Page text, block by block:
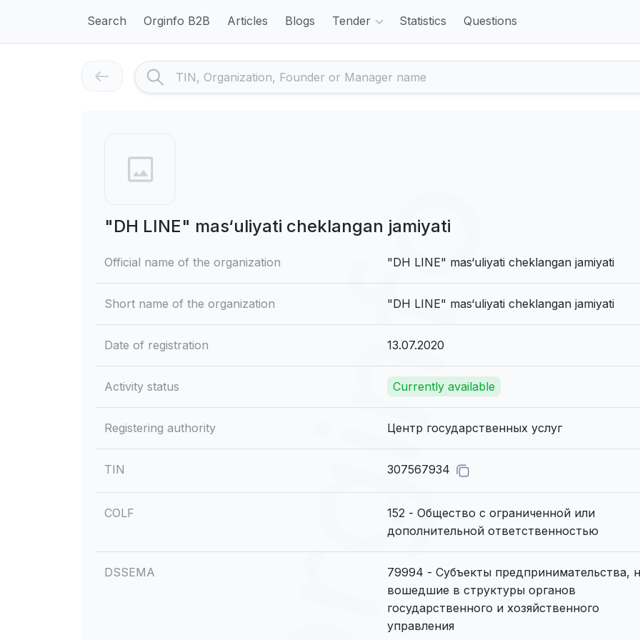
Search Orginfo B2B Articles Blogs Tender Statistics Questions
"DH LINE" mas‘uliyati cheklangan jamiyati
Official name of the organization "DH LINE" mas‘uliyati cheklangan jamiyati
Short name of the organization "DH LINE" mas‘uliyati cheklangan jamiyati
Date of registration 13.07.2020
Activity status Currently available
Registering authority Центр государственных услуг
TIN 307567934
COLF
152 - Общество с ограниченной или
дополнительной ответственностью
DSSEMA
79994 - Субъекты предпринимательства,
вошедшие в структуры органов
государственного и хозяйственного
управления